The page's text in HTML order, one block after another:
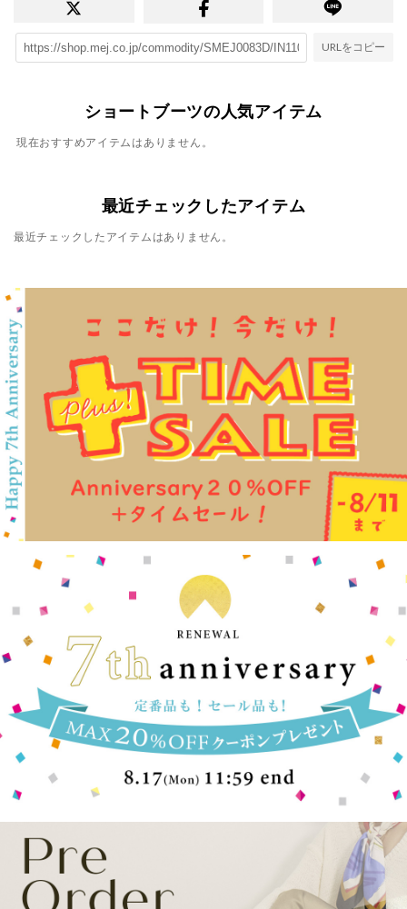
URLをコピー
ショートブーツの人気アイテム
現在おすすめアイテムはありません。
最近チェックしたアイテム
最近チェックしたアイテムはありません。